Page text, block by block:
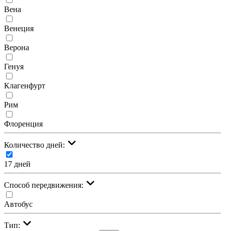
Вена
Венеция
Верона
Генуя
Клагенфурт
Рим
Флоренция
Количество дней:
17 дней
Cпособ передвижения:
Автобус
Тип: